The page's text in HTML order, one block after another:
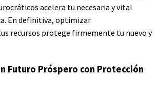
acelera tu necesaria y vital
En definitiva, optimizar
recursos protege firmemente tu nuevo y
Futuro Próspero con Protección